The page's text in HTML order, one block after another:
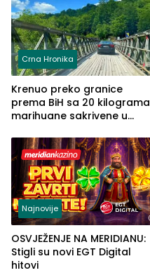
Crna Hronika
Krenuo preko granice
prema BiH sa 20 kilograma
marihuane sakrivene u
Najnovije
OSVJEŽENJE NA MERIDIANU:
Stigli su novi EGT Digital
hitovi